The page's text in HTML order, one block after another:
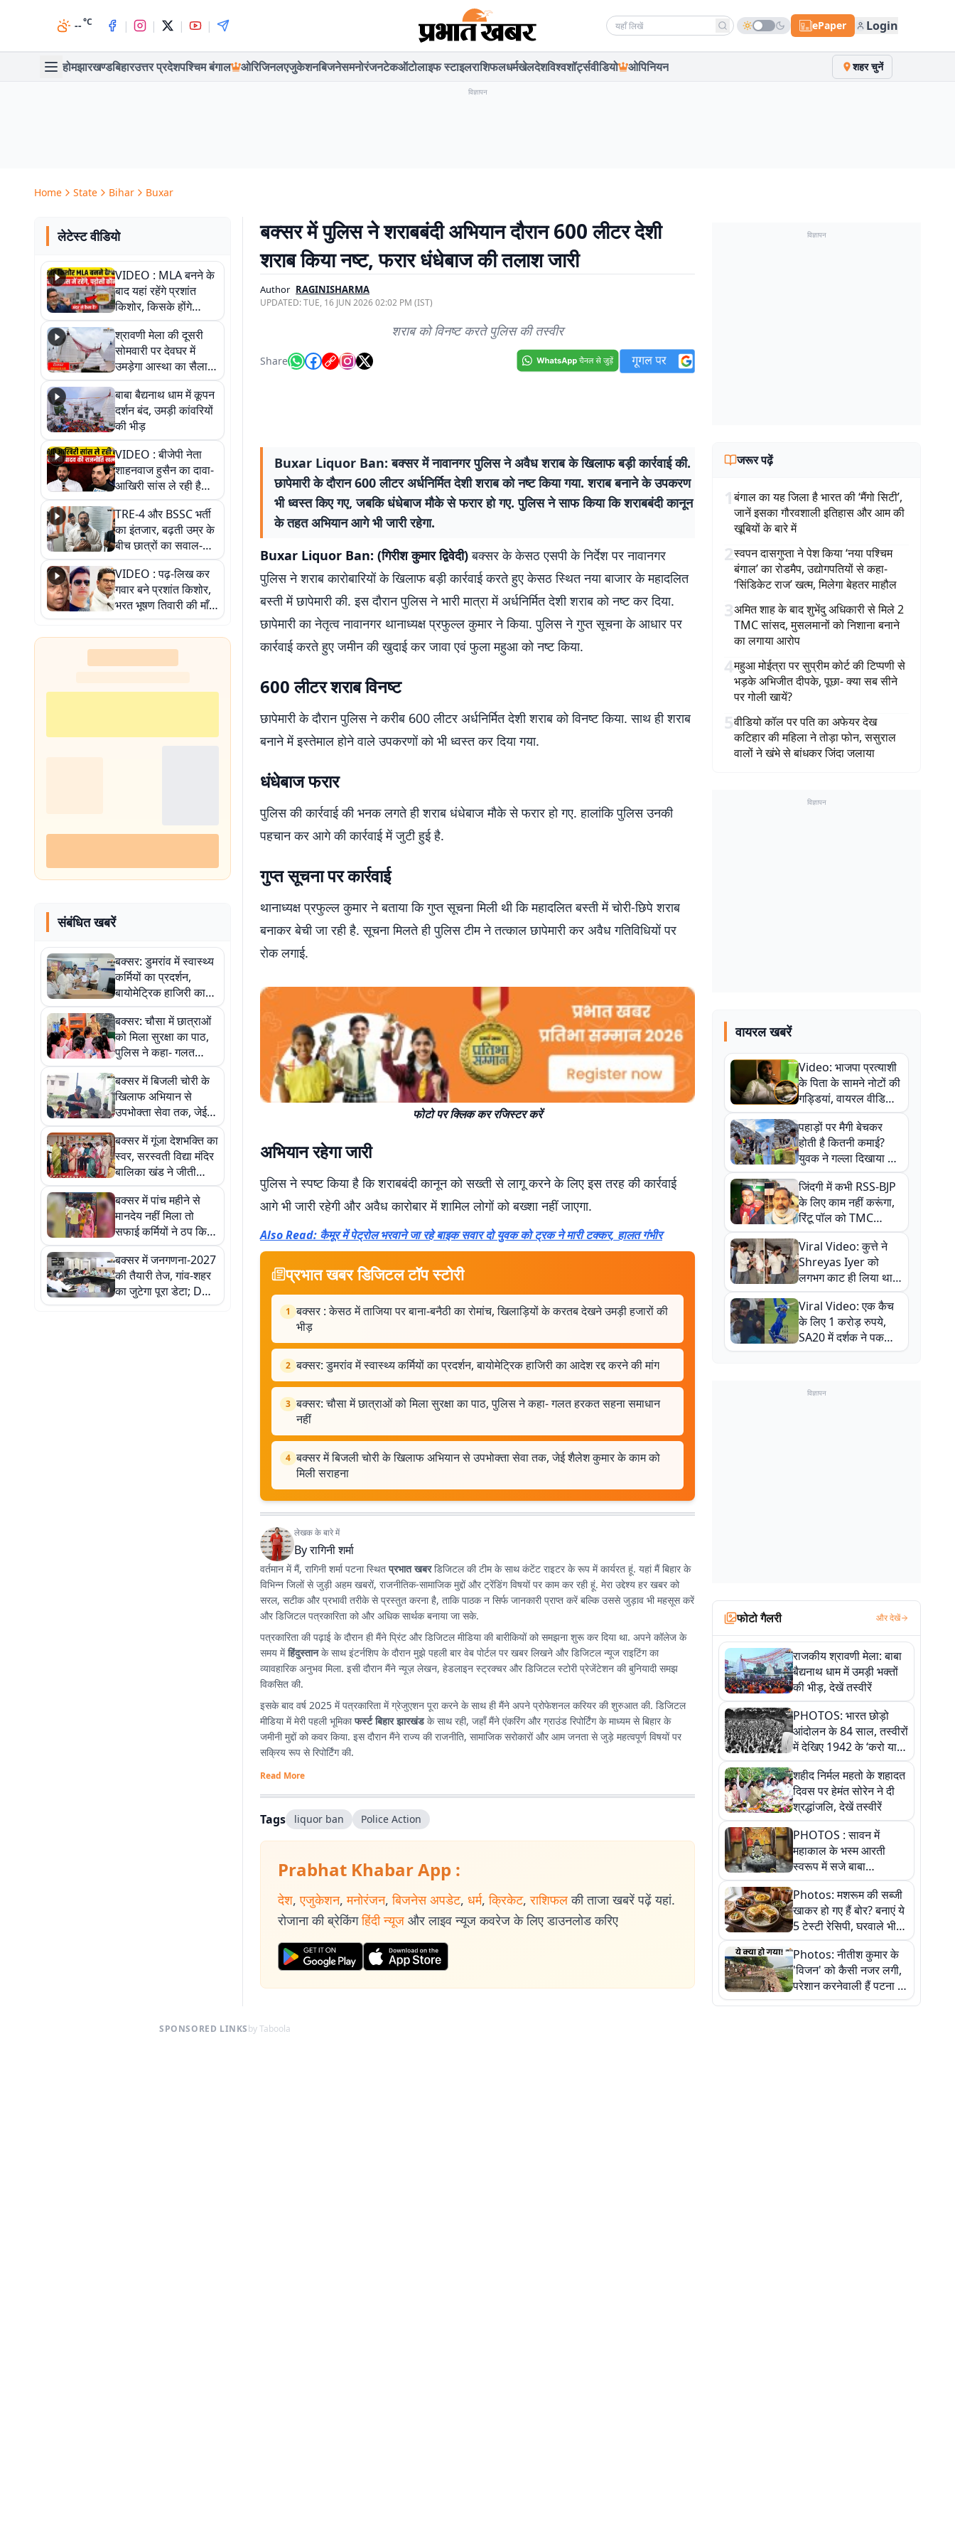
--°C | | | | Search news ePaper Login
होमझारखण्डबिहारउत्तर प्रदेशपश्चिम बंगाल ओरिजिनलएजुकेशनबिजनेसमनोरंजनटेकऑटोलाइफ स्टाइलराशिफलधर्मखेलदेशविश्वशॉर्ट्सवीडियो ओपिनियन शहर चुनें
विज्ञापन
Home State Bihar Buxar
लेटेस्ट वीडियो
VIDEO : MLA बनने के
बाद यहां रहेंगे प्रशांत
किशोर, किसके होंगे
पड़ोसी? वीडियो में देखिए
कैसा है पीके का नया
ठिकाना
श्रावणी मेला की दूसरी
सोमवारी पर देवघर में
उमड़ेगा आस्था का सैलाब,
तीन लाख से अधिक
श्रद्धालुओं के पहुंचने का
अनुमान
बाबा बैद्यनाथ धाम में कूपन
दर्शन बंद, उमड़ी कांवरियों
की भीड़
VIDEO : बीजेपी नेता
शाहनवाज हुसैन का दावा-
आखिरी सांस ले रही है
RJD, तेजस्वी को लेकर
क्या कहा, सुनिए
TRE-4 और BSSC भर्ती
का इंतजार, बढ़ती उम्र के
बीच छात्रों का सवाल-
आखिर कब आएगी बहाली?
देखें वीडियो
VIDEO : पढ़-लिख कर
गवार बने प्रशांत किशोर,
भरत भूषण तिवारी की माँ ने
कहा नहीं थी उम्मीद, बेटा
था तो किसी को बोलने की
नहीं थी हिम्मत
संबंधित खबरें
बक्सर: डुमरांव में स्वास्थ्य
कर्मियों का प्रदर्शन,
बायोमेट्रिक हाजिरी का
आदेश रद्द करने की मांग
बक्सर: चौसा में छात्राओं
को मिला सुरक्षा का पाठ,
पुलिस ने कहा- गलत
हरकत सहना समाधान
नहीं
बक्सर में बिजली चोरी के
खिलाफ अभियान से
उपभोक्ता सेवा तक, जेई
शैलेश कुमार के काम को
मिली सराहना
बक्सर में गूंजा देशभक्ति का
स्वर, सरस्वती विद्या मंदिर
बालिका खंड ने जीती
राष्ट्रीय समूह गान
प्रतियोगिता
बक्सर में पांच महीने से
मानदेय नहीं मिला तो
सफाई कर्मियों ने ठप किया
काम, इटाढ़ी में जगह-जगह
कचरे का ढेर
बक्सर में जनगणना-2027
की तैयारी तेज, गांव-शहर
का जुटेगा पूरा डेटा; DM
ने गुणवत्तापूर्ण संकलन का
बक्सर में पुलिस ने शराबबंदी अभियान दौरान 600 लीटर देशी
शराब किया नष्ट, फरार धंधेबाज की तलाश जारी
Author RAGINISHARMA
UPDATED:TUE, 16 JUN 2026 02:02 PM (IST)
शराब को विनष्ट करते पुलिस की तस्वीर
Share
Buxar Liquor Ban: बक्सर में नावानगर पुलिस ने अवैध शराब के खिलाफ बड़ी कार्रवाई की.
छापेमारी के दौरान 600 लीटर अर्धनिर्मित देशी शराब को नष्ट किया गया. शराब बनाने के उपकरण
भी ध्वस्त किए गए, जबकि धंधेबाज मौके से फरार हो गए. पुलिस ने साफ किया कि शराबबंदी कानून
के तहत अभियान आगे भी जारी रहेगा.
Buxar Liquor Ban: (गिरीश कुमार द्विवेदी)बक्सर के केसठ एसपी के निर्देश पर नावानगर
पुलिस ने शराब कारोबारियों के खिलाफ बड़ी कार्रवाई करते हुए केसठ स्थित नया बाजार के महादलित
बस्ती में छापेमारी की. इस दौरान पुलिस ने भारी मात्रा में अर्धनिर्मित देशी शराब को नष्ट कर दिया.
छापेमारी का नेतृत्व नावानगर थानाध्यक्ष प्रफुल्ल कुमार ने किया. पुलिस ने गुप्त सूचना के आधार पर
कार्रवाई करते हुए जमीन की खुदाई कर जावा एवं फुला महुआ को नष्ट किया.
600 लीटर शराब विनष्ट
छापेमारी के दौरान पुलिस ने करीब 600 लीटर अर्धनिर्मित देशी शराब को विनष्ट किया. साथ ही शराब
बनाने में इस्तेमाल होने वाले उपकरणों को भी ध्वस्त कर दिया गया.
धंधेबाज फरार
पुलिस की कार्रवाई की भनक लगते ही शराब धंधेबाज मौके से फरार हो गए. हालांकि पुलिस उनकी
पहचान कर आगे की कार्रवाई में जुटी हुई है.
गुप्त सूचना पर कार्रवाई
थानाध्यक्ष प्रफुल्ल कुमार ने बताया कि गुप्त सूचना मिली थी कि महादलित बस्ती में चोरी-छिपे शराब
बनाकर बेची जा रही है. सूचना मिलते ही पुलिस टीम ने तत्काल छापेमारी कर अवैध गतिविधियों पर
रोक लगाई.
फोटो पर क्लिक कर रजिस्टर करें
अभियान रहेगा जारी
पुलिस ने स्पष्ट किया है कि शराबबंदी कानून को सख्ती से लागू करने के लिए इस तरह की कार्रवाई
आगे भी जारी रहेगी और अवैध कारोबार में शामिल लोगों को बख्शा नहीं जाएगा.
Also Read: कैमूर में पेट्रोल भरवाने जा रहे बाइक सवार दो युवक को ट्रक ने मारी टक्कर, हालत गंभीर
प्रभात खबर डिजिटल टॉप स्टोरी
1 बक्सर : केसठ में ताजिया पर बाना-बनैठी का रोमांच, खिलाड़ियों के करतब देखने उमड़ी हजारों की
भीड़
2 बक्सर: डुमरांव में स्वास्थ्य कर्मियों का प्रदर्शन, बायोमेट्रिक हाजिरी का आदेश रद्द करने की मांग
3 बक्सर: चौसा में छात्राओं को मिला सुरक्षा का पाठ, पुलिस ने कहा- गलत हरकत सहना समाधान
नहीं
4 बक्सर में बिजली चोरी के खिलाफ अभियान से उपभोक्ता सेवा तक, जेई शैलेश कुमार के काम को
मिली सराहना
लेखक के बारे में
Byरागिनी शर्मा
वर्तमान में मैं, रागिनी शर्मा पटना स्थितप्रभात खबरडिजिटल की टीम के साथ कंटेंट राइटर के रूप में कार्यरत हूं. यहां मैं बिहार के
विभिन्न जिलों से जुड़ी अहम खबरों, राजनीतिक-सामाजिक मुद्दों और ट्रेंडिंग विषयों पर काम कर रही हूं. मेरा उद्देश्य हर खबर को
सरल, सटीक और प्रभावी तरीके से प्रस्तुत करना है, ताकि पाठक न सिर्फ जानकारी प्राप्त करें बल्कि उससे जुड़ाव भी महसूस करें
और डिजिटल पत्रकारिता को और अधिक सार्थक बनाया जा सके.
पत्रकारिता की पढ़ाई के दौरान ही मैंने प्रिंट और डिजिटल मीडिया की बारीकियों को समझना शुरू कर दिया था. अपने कॉलेज के
समय मेंहिंदुस्तानके साथ इंटर्नशिप के दौरान मुझे पहली बार वेब पोर्टल पर खबर लिखने और डिजिटल न्यूज राइटिंग का
व्यावहारिक अनुभव मिला. इसी दौरान मैंने न्यूज़ लेखन, हेडलाइन स्ट्रक्चर और डिजिटल स्टोरी प्रेजेंटेशन की बुनियादी समझ
विकसित की.
इसके बाद वर्ष 2025 में पत्रकारिता में ग्रेजुएशन पूरा करने के साथ ही मैंने अपने प्रोफेशनल करियर की शुरुआत की. डिजिटल
मीडिया में मेरी पहली भूमिकाफर्स्ट बिहार झारखंडके साथ रही, जहाँ मैंने एंकरिंग और ग्राउंड रिपोर्टिंग के माध्यम से बिहार के
जमीनी मुद्दों को कवर किया. इस दौरान मैंने राज्य की राजनीति, सामाजिक सरोकारों और आम जनता से जुड़े महत्वपूर्ण विषयों पर
सक्रिय रूप से रिपोर्टिंग की.
Read More
Tags liquor ban Police Action
Prabhat Khabar App :
देश, एजुकेशन, मनोरंजन, बिजनेस अपडेट, धर्म, क्रिकेट, राशिफल की ताजा खबरें पढ़ें यहां.
रोजाना की ब्रेकिंग हिंदी न्यूज और लाइव न्यूज कवरेज के लिए डाउनलोड करिए
विज्ञापन
जरूर पढ़ें
1बंगाल का यह जिला है भारत की ‘मैंगो सिटी’,
जानें इसका गौरवशाली इतिहास और आम की
खूबियों के बारे में
2स्वपन दासगुप्ता ने पेश किया ‘नया पश्चिम
बंगाल’ का रोडमैप, उद्योगपतियों से कहा-
‘सिंडिकेट राज’ खत्म, मिलेगा बेहतर माहौल
3अमित शाह के बाद शुभेंदु अधिकारी से मिले 2
TMC सांसद, मुसलमानों को निशाना बनाने
का लगाया आरोप
4महुआ मोईत्रा पर सुप्रीम कोर्ट की टिप्पणी से
भड़के अभिजीत दीपके, पूछा- क्या सब सीने
पर गोली खायें?
5वीडियो कॉल पर पति का अफेयर देख
कटिहार की महिला ने तोड़ा फोन, ससुराल
वालों ने खंभे से बांधकर जिंदा जलाया
विज्ञापन
वायरल खबरें
Video: भाजपा प्रत्याशी
के पिता के सामने नोटों की
गड्डियां, वायरल वीडियो
से राजनीति में उबाल,
अजित महतो बोले- TMC
की गंदी चाल
पहाड़ों पर मैगी बेचकर
होती है कितनी कमाई?
युवक ने गल्ला दिखाया तो
नौकरी वालों के खड़े हो गए
कान
जिंदगी में कभी RSS-BJP
के लिए काम नहीं करूंगा,
रिंटू पॉल को TMC
ऑफिस में ले जाकर पीटा,
Video वायरल
Viral Video: कुत्ते ने
Shreyas Iyer को
लगभग काट ही लिया था,
न्यूजीलैंड सीरीज से पहले
बाल-बाल बचे
Viral Video: एक कैच
के लिए 1 करोड़ रुपये,
SA20 में दर्शक ने पकड़ा
एक हाथ से गजब का कैच
विज्ञापन
फोटो गैलरी और देखें
राजकीय श्रावणी मेला: बाबा
बैद्यनाथ धाम में उमड़ी भक्तों
की भीड़, देखें तस्वीरें
PHOTOS: भारत छोड़ो
आंदोलन के 84 साल, तस्वीरों
में देखिए 1942 के ‘करो या
मरो’ आंदोलन की कहानी
शहीद निर्मल महतो के शहादत
दिवस पर हेमंत सोरेन ने दी
श्रद्धांजलि, देखें तस्वीरें
PHOTOS : सावन में
महाकाल के भस्म आरती
स्वरूप में सजे बाबा
औघड़दानी, तस्वीरों में करें
अद्भुत दर्शन
Photos: मशरूम की सब्जी
खाकर हो गए हैं बोर? बनाएं ये
5 टेस्टी रेसिपी, घरवाले भी
मांगेंगे बार-बार
Photos: नीतीश कुमार के
'विजन' को कैसी नजर लगी,
परेशान करनेवाली हैं पटना में
गंगा घाट की ये 11 तस्वीरें
SPONSORED LINKSby Taboola